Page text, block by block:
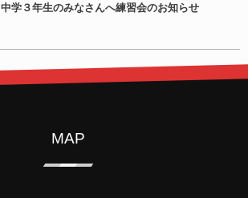
中学３年生のみなさんへ練習会のお知らせ
MAP